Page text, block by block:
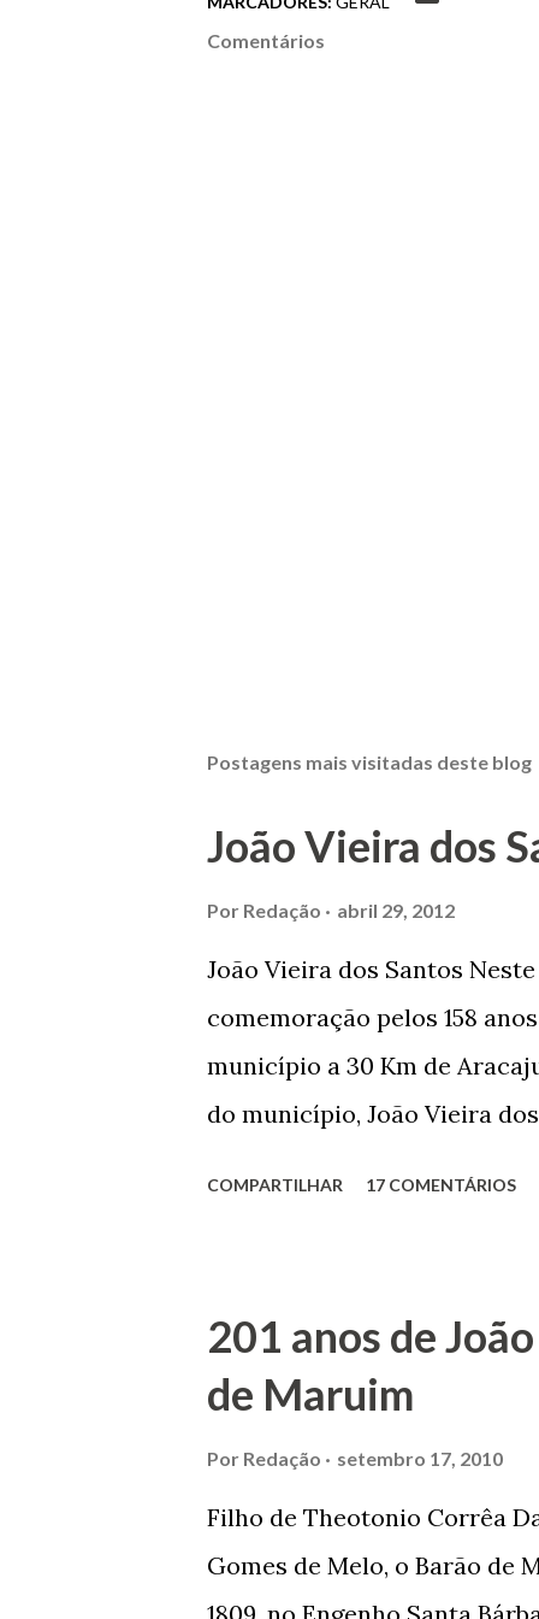
Comentários
Postagens mais visitadas deste blog
João Vieira dos
Por Redação abril 29, 2012
João Vieira dos Santos
comemoração pelos 158
município a 30 Km de
do município, João Vieira
se dedicar aos estudos, e
primeiro plano para auxiliar
garçon, dono de bar, de
COMPARTILHAR 17 COMENTÁRIOS
201 anos de
de Maruim
Por Redação setembro 17, 2010
Filho de Theotonio Corrêa
Gomes de Melo, o Barão de